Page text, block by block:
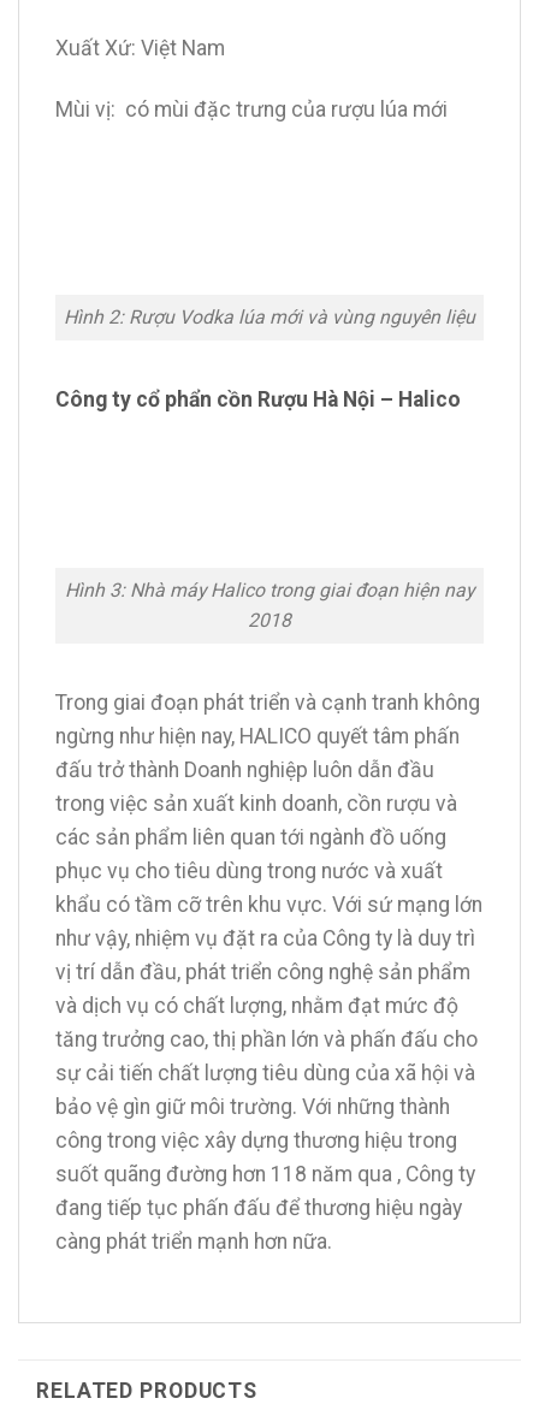
Xuất Xứ: Việt Nam
Mùi vị: có mùi đặc trưng của rượu lúa mới
Hình 2: Rượu Vodka lúa mới và vùng nguyên liệu
Công ty cổ phẩn cồn Rượu Hà Nội – Halico
Hình 3: Nhà máy Halico trong giai đoạn hiện nay
2018
Trong giai đoạn phát triển và cạnh tranh không
ngừng như hiện nay, HALICO quyết tâm phấn
đấu trở thành Doanh nghiệp luôn dẫn đầu
trong việc sản xuất kinh doanh, cồn rượu và
các sản phẩm liên quan tới ngành đồ uống
phục vụ cho tiêu dùng trong nước và xuất
khẩu có tầm cỡ trên khu vực. Với sứ mạng lớn
như vậy, nhiệm vụ đặt ra của Công ty là duy trì
vị trí dẫn đầu, phát triển công nghệ sản phẩm
và dịch vụ có chất lượng, nhằm đạt mức độ
tăng trưởng cao, thị phần lớn và phấn đấu cho
sự cải tiến chất lượng tiêu dùng của xã hội và
bảo vệ gìn giữ môi trường. Với những thành
công trong việc xây dựng thương hiệu trong
suốt quãng đường hơn 118 năm qua , Công ty
đang tiếp tục phấn đấu để thương hiệu ngày
càng phát triển mạnh hơn nữa.
RELATED PRODUCTS